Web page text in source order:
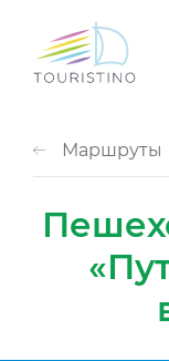
Маршруты